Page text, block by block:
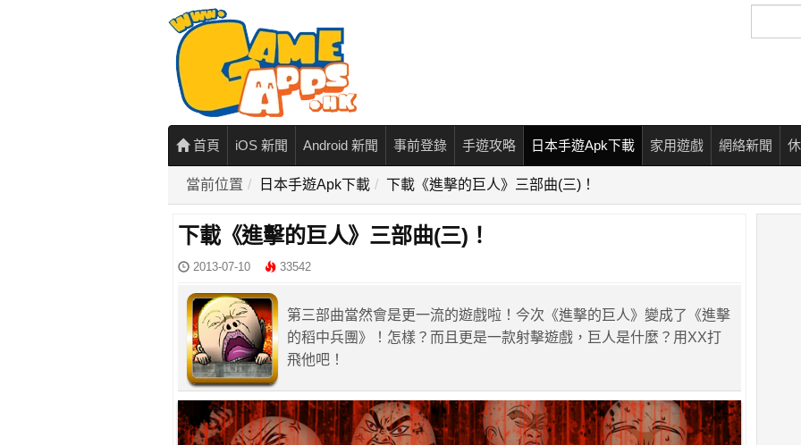
尋
首頁 iOS 新聞 Android 新聞 事前登錄 手遊攻略 日本手遊Apk下載 家用遊戲 網絡新聞
當前位置 日本手遊Apk下載 下載《進擊的巨人》三部曲(三)！
下載《進擊的巨人》三部曲(三)！
2013-07-10 33542
第三部曲當然會是更一流的遊戲啦！今次《進擊的巨人》變成了《進擊
的稻中兵團》！怎樣？而且更是一款射擊遊戲，巨人是什麼？用XX打
飛他吧！